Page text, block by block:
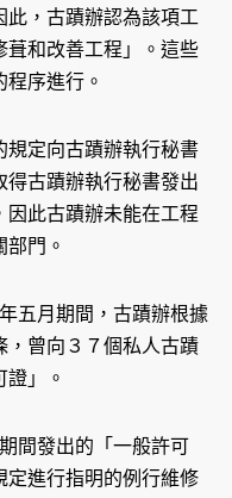
此，古蹟辦認為該項工
葺和改善工程」。這些
序進行。
規定向古蹟辦執行秘書
古蹟辦執行秘書發出
因此古蹟辦未能在工程
門。
五月期間，古蹟辦根據
，曾向３７個私人古蹟
」。
間發出的「一般許可
定進行指明的例行維修